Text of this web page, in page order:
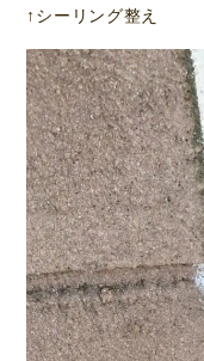
↑シーリング整え